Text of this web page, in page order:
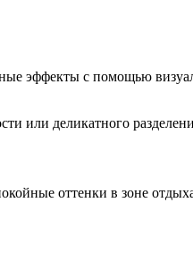
эффекты с помощью
или деликатного
оттенки в зоне